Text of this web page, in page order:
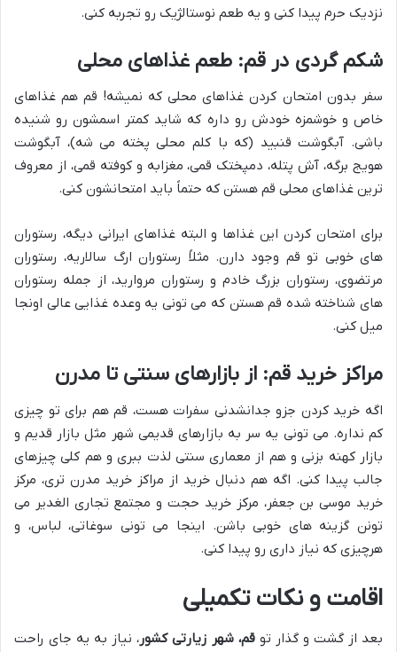
نزدیک حرم پیدا کنی و یه طعم نوستالژیک رو تجربه کنی.
شکم گردی در قم: طعم غذاهای محلی
سفر بدون امتحان کردن غذاهای محلی که نمیشه! قم هم غذاهای
خاص و خوشمزه خودش رو داره که شاید کمتر اسمشون رو شنیده
باشی. آبگوشت قنبید (که با کلم محلی پخته می شه)، آبگوشت
هویج برگه، آش پتله، دمپختک قمی، مغزابه و کوفته قمی، از معروف
ترین غذاهای محلی قم هستن که حتماً باید امتحانشون کنی.
برای امتحان کردن این غذاها و البته غذاهای ایرانی دیگه، رستوران
های خوبی تو قم وجود دارن. مثلاً رستوران ارگ سالاریه، رستوران
مرتضوی، رستوران بزرگ خادم و رستوران مروارید، از جمله رستوران
های شناخته شده قم هستن که می تونی یه وعده غذایی عالی اونجا
میل کنی.
مراکز خرید قم: از بازارهای سنتی تا مدرن
اگه خرید کردن جزو جدانشدنی سفرات هست، قم هم برای تو چیزی
کم نداره. می تونی یه سر به بازارهای قدیمی شهر مثل بازار قدیم و
بازار کهنه بزنی و هم از معماری سنتی لذت ببری و هم کلی چیزهای
جالب پیدا کنی. اگه هم دنبال خرید از مراکز خرید مدرن تری، مرکز
خرید موسی بن جعفر، مرکز خرید حجت و مجتمع تجاری الغدیر می
تونن گزینه های خوبی باشن. اینجا می تونی سوغاتی، لباس، و
هرچیزی که نیاز داری رو پیدا کنی.
اقامت و نکات تکمیلی
بعد از گشت و گذار توقم، شهر زیارتی کشور، نیاز به یه جای راحت